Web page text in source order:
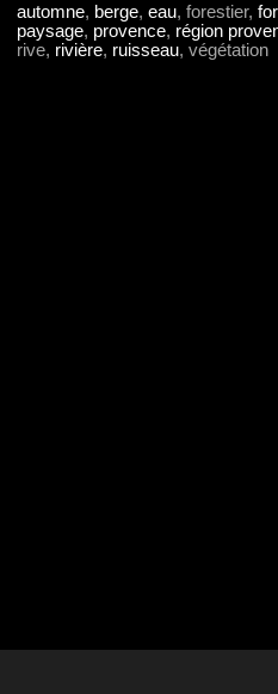
automne, berge, eau, forestier,
paysage, provence, région
rive, rivière, ruisseau, végétation